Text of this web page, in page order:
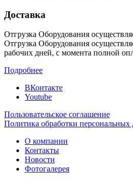
Доставка
Отгрузка Оборудования
Отгрузка Оборудования
рабочих дней, с момента полной
Подробнее
ВКонтакте
Youtube
Пользовательское соглашение
Политика обработки
О компании
Контакты
Новости
Фотогалерея